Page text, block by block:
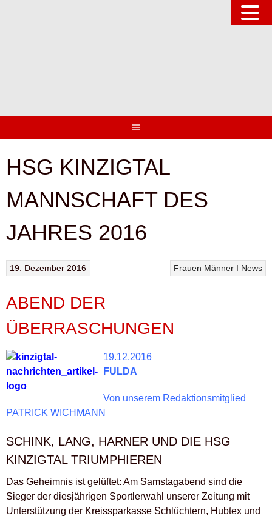
HSG KINZIGTAL
MANNSCHAFT DES
JAHRES 2016
Frauen Männer I News
19. Dezember 2016
ABEND DER
ÜBERRASCHUNGEN
19.12.2016
FULDA
Von unserem Redaktionsmitglied
PATRICK WICHMANN
SCHINK, LANG, HARNER UND DIE HSG
KINZIGTAL TRIUMPHIEREN
Das Geheimnis ist gelüftet: Am Samstagabend sind die
Sieger der diesjährigen Sportlerwahl unserer Zeitung mit
Unterstützung der Kreissparkasse Schlüchtern, Hubtex und